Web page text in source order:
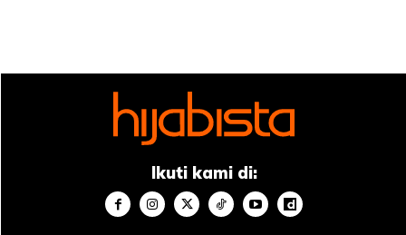
mengesyorkan menggunakan serum vitamin C yang akan
mencerahkan kulit dari semasa ke semasa bersama serum
penghidratan, contohnya sesuatu yang mengandungi asid
hyaluronik, yang menggebukan garis-garis halus dan
mengurangkan rasa tegang pada kulit.
Memandangkan serum adalah rawatan pekat, langkah ini
Ikuti kami di: